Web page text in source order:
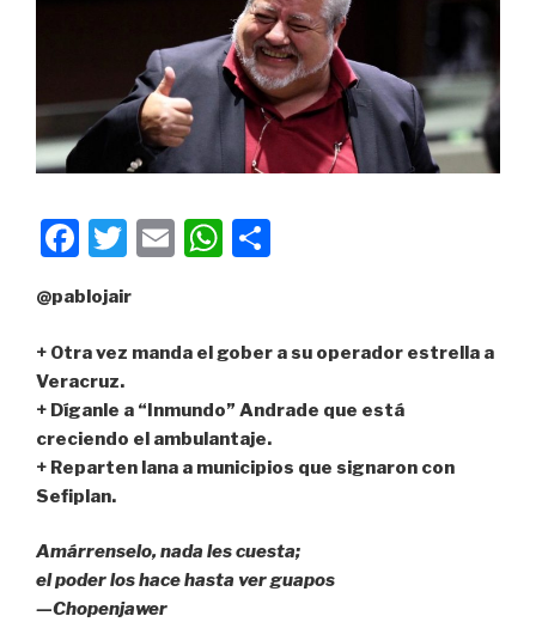
F
c
e
b
o
o
k
T
tt
er
E
W
s
A
p
p
p
ar
tir
@pablojair
+ Otra vez manda el gober a su operador estrella a
Veracruz.
+ Díganle a “Inmundo” Andrade que está
creciendo el ambulantaje.
+ Reparten lana a municipios que signaron con
Sefiplan.
Amárrenselo, nada les cuesta;
el poder los hace hasta ver guapos
—Chopenjawer